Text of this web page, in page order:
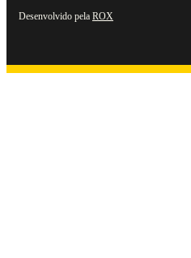
Desenvolvido pela ROX